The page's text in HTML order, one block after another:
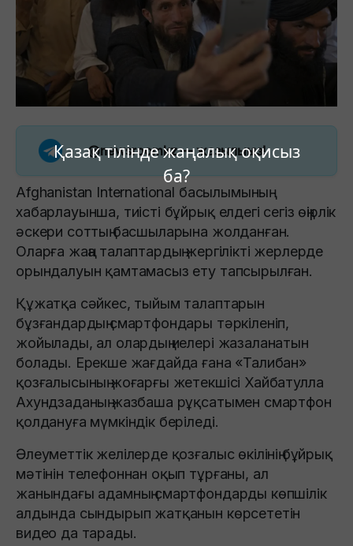
Қазақ тілінде жаңалық оқисыз
ба?
@newsroomkz— жазылыңыз!
Afghanistan International басылымының
хабарлауынша, тиісті бұйрық елдегі сегіз өңірлік
әскери соттың басшыларына жолданған.
Оларға жаңа талаптардың жергілікті жерлерде
орындалуын қамтамасыз ету тапсырылған.
Құжатқа сәйкес, тыйым талаптарын
бұзғандардың смартфондары тәркіленіп,
жойылады, ал олардың иелері жазаланатын
болады. Ерекше жағдайда ғана «Талибан»
қозғалысының жоғарғы жетекшісі Хайбатулла
Ахундзаданың жазбаша рұқсатымен смартфон
қолдануға мүмкіндік беріледі.
Әлеуметтік желілерде қозғалыс өкілінің бұйрық
мәтінін телефоннан оқып тұрғаны, ал
жанындағы адамның смартфондарды көпшілік
алдында сындырып жатқанын көрсететін
видео да тарады.